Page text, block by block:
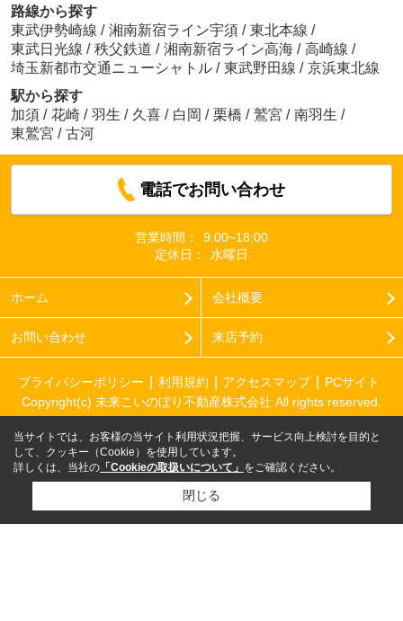
路線から探す
東武伊勢崎線 / 湘南新宿ライン宇須 / 東北本線 /
東武日光線 / 秩父鉄道 / 湘南新宿ライン高海 / 高崎線 /
埼玉新都市交通ニューシャトル / 東武野田線 / 京浜東北線
駅から探す
加須 / 花崎 / 羽生 / 久喜 / 白岡 / 栗橋 / 鷲宮 / 南羽生 /
東鷲宮 / 古河
電話でお問い合わせ
営業時間：
9:00~18:00
定休日：
水曜日
ホーム 会社概要
お問い合わせ 来店予約
プライバシーポリシー 利用規約 アクセスマップ
PCサイト
Copyright(c) 未来こいのぼり不動産株式会社 All rights reserved.
当サイトでは、お客様の当サイト利用状況把握、サービス向上検討を目的と
して、クッキー（Cookie）を使用しています。
詳しくは、当社の 「Cookieの取扱いについて」 をご確認ください。
閉じる